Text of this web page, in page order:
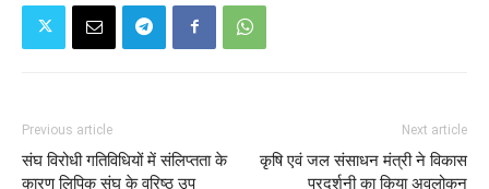
Previous article
संघ विरोधी गतिविधियों में संलिप्तता के
कारण लिपिक संघ के वरिष्ठ उप
Next article
कृषि एवं जल संसाधन मंत्री ने विकास
प्रदर्शनी का किया अवलोकन